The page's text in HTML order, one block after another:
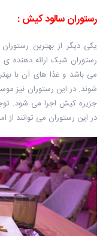
رستوران سالود کیش‎:
یکی دیگر از بهترین
رستوران ‏شیک ارائه دهنده ی
می باشد و غذا ‏های آن با
شوند. در این رستوران ‏نیز
جزیره کیش اجرا می شود.
در این رستوران می توانند از